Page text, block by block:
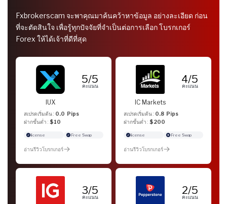
Fxbrokerscam จะพาคุณมาค้นคว้าหาข้อมูล อย่างละเอียด ก่อน
ที่จะตัดสินใจ เพื่อรู้ทุกปัจจัยที่จำเป็นต่อการเลือก โบรกเกอร์
Forex ให้ได้เจ้าที่ดีที่สุด
5/5
คะแนน
IUX
สเปรดเริ่มต้น : 0.0 Pips
ฝากขั้นต่ำ : $10
license Free Swap
อ่านรีวิวโบรกเกอร์
4/5
คะแนน
IC Markets
สเปรดเริ่มต้น : 0.8 Pips
ฝากขั้นต่ำ : $200
license Free Swap
อ่านรีวิวโบรกเกอร์
3/5
คะแนน
2/5
คะแนน